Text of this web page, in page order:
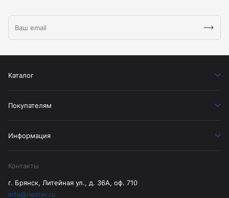
Каталог
Покупателям
Информация
Контакты
г. Брянск, Литейная ул., д. 36А, оф. 710
info@riester.ru